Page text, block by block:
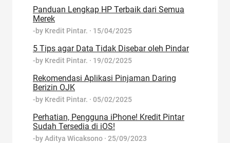
Panduan Lengkap HP Terbaik dari Semua
Merek
-by Kredit Pintar. · 15/04/2025
5 Tips agar Data Tidak Disebar oleh Pindar
-by Kredit Pintar. · 19/02/2025
Rekomendasi Aplikasi Pinjaman Daring
Berizin OJK
-by Kredit Pintar. · 05/02/2025
Perhatian, Pengguna iPhone! Kredit Pintar
Sudah Tersedia di iOS!
-byAditya Wicaksono · 25/09/2023